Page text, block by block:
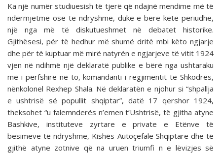
Ka një numër studiuesish të tjerë që ndajnë mendime më të
ndërmjetme ose të ndryshme, duke e bërë këtë periudhë,
një nga më të diskutueshmet në debatet historike.
Gjithësesi, për të hedhur më shumë dritë mbi këto ngjarje
dhe për të kuptuar më mirë natyrën e ngjarjeve të vitit 1924
vjen në ndihmë një deklaratë publike e bërë nga ushtaraku
më i përfshirë në to, komandanti i regjimentit të Shkodrës,
nënkolonel Rexhep Shala. Në deklaratën e njohur si “shpallja
e ushtrisë së popullit shqiptar”, datë 17 qershor 1924,
theksohet “u falemnderës n’emen t’Ushtrisë, të gjitha atyne
Bashkive, instituteve zyrtare e private e Etënve të
besimeve të ndryshme, Kishës Autoçefale Shqiptare dhe të
gjithë atyne zotnive që na uruen triumfi n e lëvizjes së